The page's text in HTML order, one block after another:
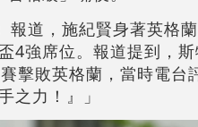
報道，施紀賢身著英格
4強席位。報道提到，
擊敗英格蘭，當時電台
之力！』」